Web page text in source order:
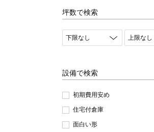
坪数で検索
設備で検索
初期費用安め
住宅付倉庫
面白い形